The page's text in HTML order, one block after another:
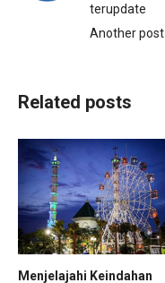
terupdate
Another post
Related posts
Menjelajahi Keindahan